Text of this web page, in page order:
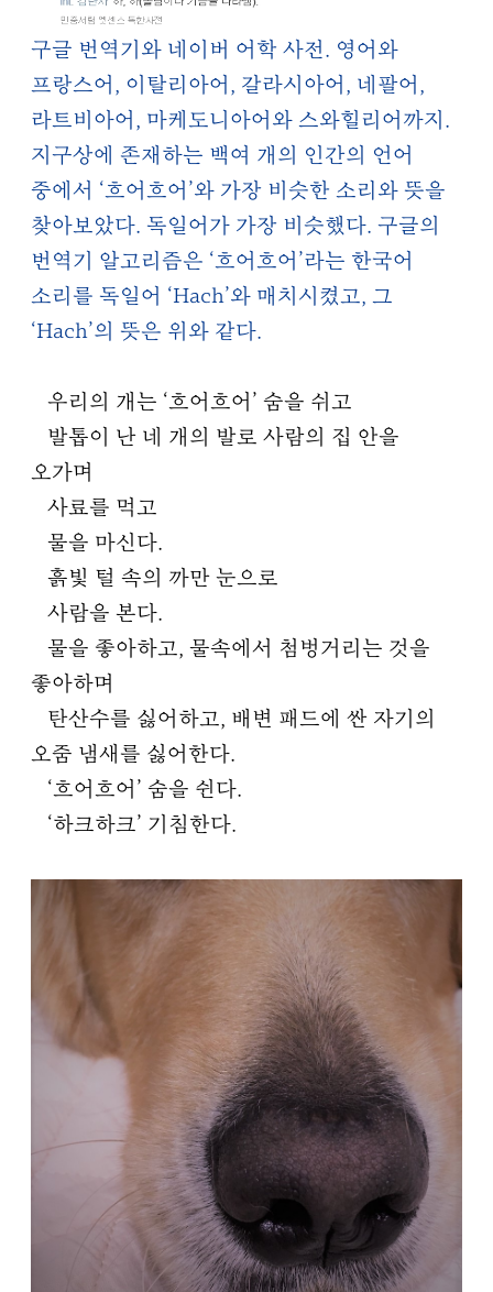
구글 번역기와 네이버 어학 사전. 영어와
프랑스어, 이탈리아어, 갈라시아어, 네팔어,
라트비아어, 마케도니아어와 스와힐리어까지.
지구상에 존재하는 백여 개의 인간의 언어
중에서 ‘흐어흐어’와 가장 비슷한 소리와 뜻을
찾아보았다. 독일어가 가장 비슷했다. 구글의
번역기 알고리즘은 ‘흐어흐어’라는 한국어
소리를 독일어 ‘Hach’와 매치시켰고, 그
‘Hach’의 뜻은 위와 같다.
우리의 개는 ‘흐어흐어’ 숨을 쉬고
발톱이 난 네 개의 발로 사람의 집 안을
오가며
사료를 먹고
물을 마신다.
흙빛 털 속의 까만 눈으로
사람을 본다.
물을 좋아하고, 물속에서 첨벙거리는 것을
좋아하며
탄산수를 싫어하고, 배변 패드에 싼 자기의
오줌 냄새를 싫어한다.
‘흐어흐어’ 숨을 쉰다.
‘하크하크’ 기침한다.